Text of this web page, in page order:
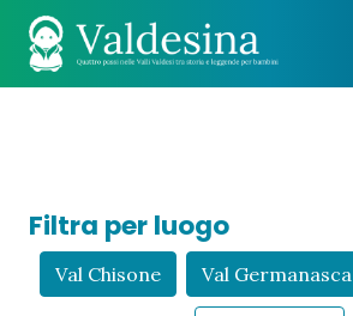
Filtra per luogo
Val Chisone Val Germanasca